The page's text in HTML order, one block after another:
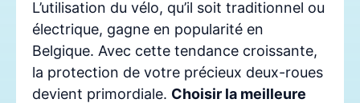
L’utilisation du vélo, qu’il soit traditionnel ou
électrique, gagne en popularité en
Belgique. Avec cette tendance croissante,
la protection de votre précieux deux-roues
devient primordiale. Choisir la meilleure